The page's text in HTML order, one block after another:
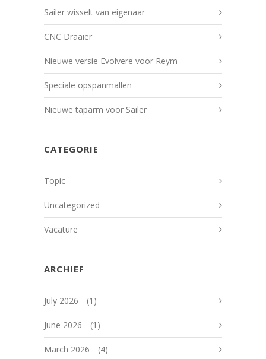
Sailer wisselt van eigenaar
CNC Draaier
Nieuwe versie Evolvere voor Reym
Speciale opspanmallen
Nieuwe taparm voor Sailer
CATEGORIE
Topic
Uncategorized
Vacature
ARCHIEF
July 2026 (1)
June 2026 (1)
March 2026 (4)